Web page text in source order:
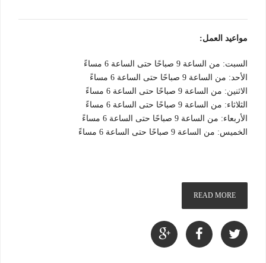
مواعيد العمل:
السبت: من الساعة 9 صباحًا حتى الساعة 6 مساءً
الأحد: من الساعة 9 صباحًا حتى الساعة 6 مساءً
الاثنين: من الساعة 9 صباحًا حتى الساعة 6 مساءً
الثلاثاء: من الساعة 9 صباحًا حتى الساعة 6 مساءً
الأربعاء: من الساعة 9 صباحًا حتى الساعة 6 مساءً
الخميس: من الساعة 9 صباحًا حتى الساعة 6 مساءً
READ MORE